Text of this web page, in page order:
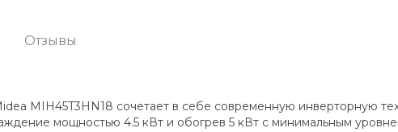
Отзывы
MIH45T3HN18 сочетает в себе современную инверторную
мощностью 4.5 кВт и обогрев 5 кВт с минимальным